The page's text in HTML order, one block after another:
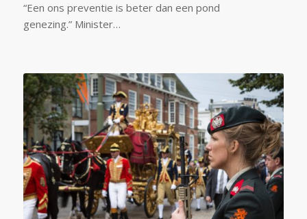
“Een ons preventie is beter dan een pond
genezing.” Minister…